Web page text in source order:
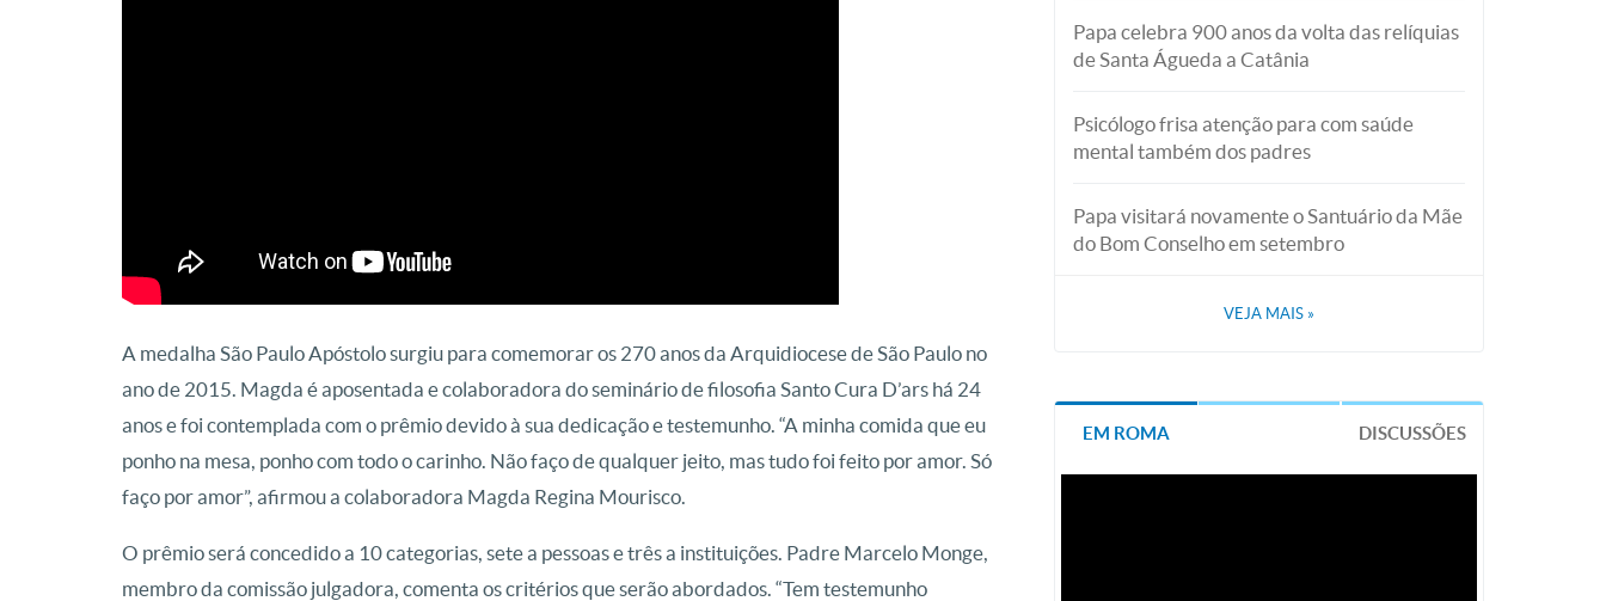
A medalha São Paulo Apóstolo surgiu para comemorar os 270 anos da Arquidiocese de São Paulo no
ano de 2015. Magda é aposentada e colaboradora do seminário de filosofia Santo Cura D’ars há 24
anos e foi contemplada com o prêmio devido à sua dedicação e testemunho. “A minha comida que eu
ponho na mesa, ponho com todo o carinho. Não faço de qualquer jeito, mas tudo foi feito por amor. Só
faço por amor”, afirmou a colaboradora Magda Regina Mourisco.
O prêmio será concedido a 10 categorias, sete a pessoas e três a instituições. Padre Marcelo Monge,
membro da comissão julgadora, comenta os critérios que serão abordados. “Tem testemunho
Papa celebra 900 anos da volta das relíquias
de Santa Águeda a Catânia
Psicólogo frisa atenção para com saúde
mental também dos padres
Papa visitará novamente o Santuário da Mãe
do Bom Conselho em setembro
VEJA MAIS »
EM ROMA DISCUSSÕES